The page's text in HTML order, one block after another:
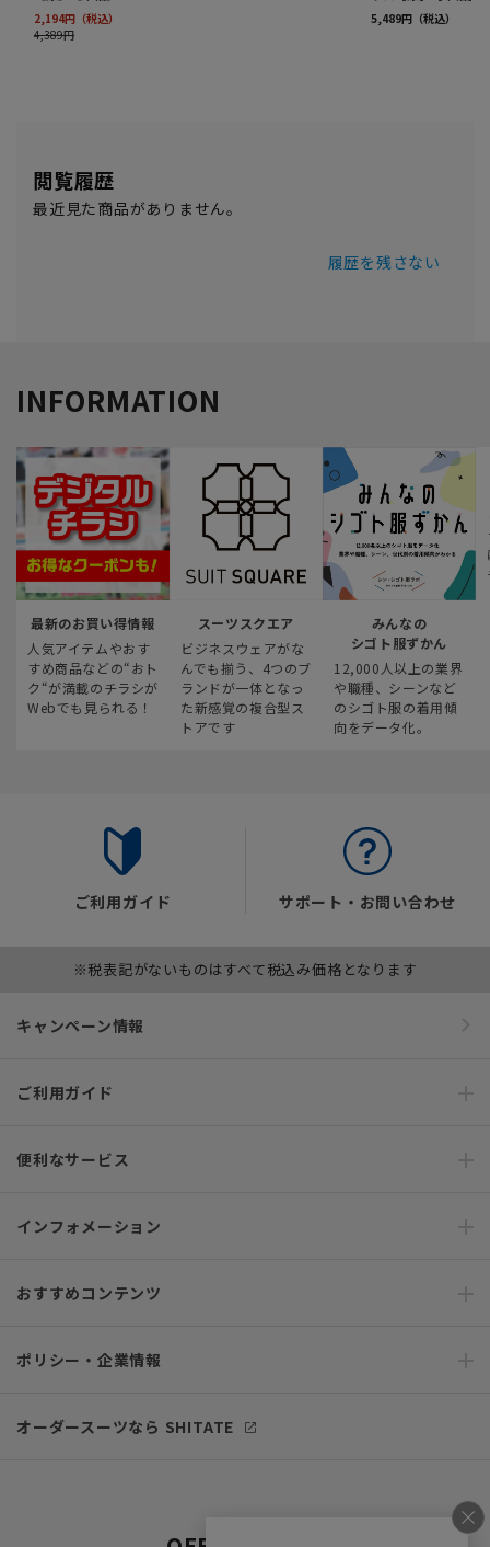
閲覧履歴
最近見た商品がありません。
履歴を残さない
INFORMATION
最新のお買い得情報
人気アイテムやおす
すめ商品などの“おト
ク“が満載のチラシが
Webでも見られる！
スーツスクエア
ビジネスウェアがな
んでも揃う、4つのブ
ランドが一体となっ
た新感覚の複合型ス
トアです
みんなの
シゴト服ずかん
12,000人以上の業界
や職種、シーンなど
のシゴト服の着用傾
向をデータ化。
ご利用ガイド サポート・お問い合わせ
※税表記がないものはすべて税込み価格となります
キャンペーン情報
ご利用ガイド
便利なサービス
インフォメーション
おすすめコンテンツ
ポリシー・企業情報
オーダースーツなら SHITATE